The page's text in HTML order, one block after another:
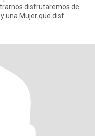
nuestros sentimientos. En resumen Soy una Mujer que disf